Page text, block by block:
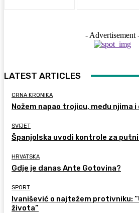
- Advertisement
LATEST ARTICLES
CRNA KRONIKA
Nožem napao trojicu, među njima
SVIJET
Španjolska uvodi kontrole za
HRVATSKA
Gdje je danas Ante Gotovina?
SPORT
Ivanišević o najtežem protivniku:
života”